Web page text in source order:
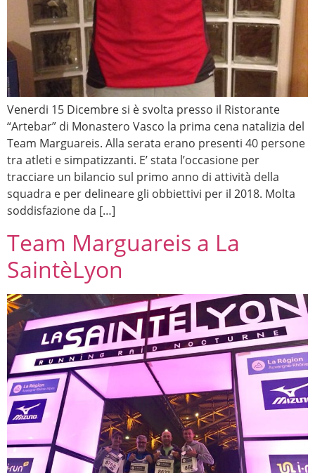
Venerdi 15 Dicembre si è svolta presso il Ristorante
“Artebar” di Monastero Vasco la prima cena natalizia del
Team Marguareis. Alla serata erano presenti 40 persone
tra atleti e simpatizzanti. E’ stata l’occasione per
tracciare un bilancio sul primo anno di attività della
squadra e per delineare gli obbiettivi per il 2018. Molta
soddisfazione da […]
Team Marguareis a La
SaintèLyon